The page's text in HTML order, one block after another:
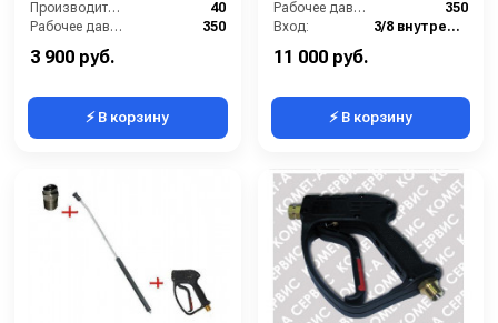
Производительность (л/мин):
40
Рабочее давление (бар):
350
3 900 руб.
⚡ В корзину
Рабочее давление (бар):
350
Вход:
3/8 внутренняя резьба
11 000 руб.
⚡ В корзину